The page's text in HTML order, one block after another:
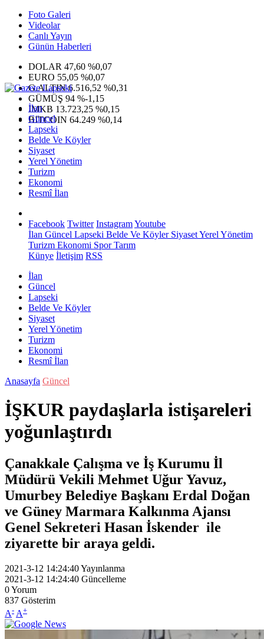
Foto Galeri
Videolar
Canlı Yayın
Günün Haberleri
DOLAR 47,60 %0,07
EURO 55,05 %0,07
G.ALTIN6.516,52 %0,31
GÜMÜŞ 94 %-1,15
IMKB 13.723,25 %0,15
BITCOIN 64.249 %0,14
İlan
Güncel
Lapseki
Belde Ve Köyler
Siyaset
Yerel Yönetim
Turizm
Ekonomi
Resmî İlan
Facebook Twitter InstagramYoutube
İlan Güncel Lapseki Belde Ve KöylerSiyasetYerel Yönetim
Turizm Ekonomi SporTarım
Künye İletişim RSS
İlan
Güncel
Lapseki
Belde Ve Köyler
Siyaset
Yerel Yönetim
Turizm
Ekonomi
Resmî İlan
Anasayfa Güncel
İŞKUR paydaşlarla istişareleri
yoğunlaştırdı
Çanakkale Çalışma ve İş Kurumu İl
Müdürü Vekili Mehmet Uğur Yavuz,
Umurbey Belediye Başkanı Erdal Doğan
ve Güney Marmara Kalkınma Ajansı
Genel Sekreteri Hasan İskender ile
ziyarette bir araya geldi.
2021-3-12 14:24:40Yayınlanma
2021-3-12 14:24:40 Güncelleme
0Yorum
837 Gösterim
A- A+